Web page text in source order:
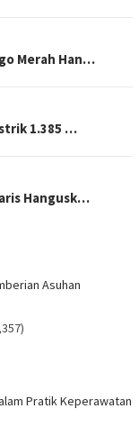
Merah Han…
1.385 …
Hangusk…
Asuhan
Pratik Keperawatan